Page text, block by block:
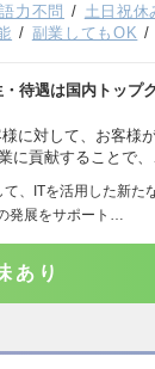
力不問 土日祝休
副業してもOK
待遇は国内トップ
に対して、お客様
に貢献することで、
て、ITを活用した新た
発展をサポート…
あり